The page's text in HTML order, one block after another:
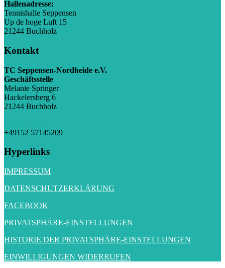
Hallenadresse:
Tennishalle Seppensen
Up de hoge Luft 15
21244 Buchholz
Kontakt
TC Seppensen-Nordheide e.V.
Geschäftsstelle
Melanie Springer
Hackelersberg 6
21244 Buchholz
+49152 57145209
Hyperlinks
IMPRESSUM
DATENSCHUTZERKLÄRUNG
FACEBOOK
PRIVATSPHÄRE-EINSTELLUNGEN
HISTORIE DER PRIVATSPHÄRE-EINSTELLUNGEN
EINWILLIGUNGEN WIDERRUFEN